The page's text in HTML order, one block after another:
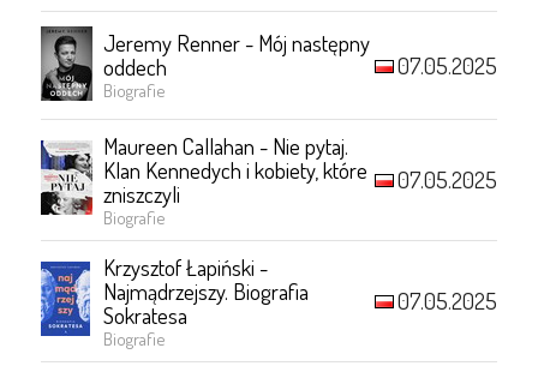
Jeremy Renner - Mój następny
oddech
Biografie
07.05.2025
Maureen Callahan - Nie pytaj.
Klan Kennedych i kobiety, które
zniszczyli
Biografie
07.05.2025
Krzysztof Łapiński -
Najmądrzejszy. Biografia
Sokratesa
Biografie
07.05.2025